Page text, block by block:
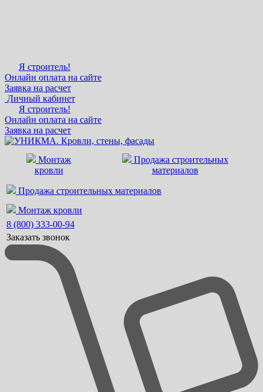
Я строитель!
Онлайн оплата на сайте
Заявка на расчет
Личный кабинет
Я строитель!
Онлайн оплата на сайте
Заявка на расчет
Монтаж
кровли
Продажа строительных
материалов
Продажа строительных материалов
Монтаж кровли
8 (800) 333-00-94
Заказать звонок